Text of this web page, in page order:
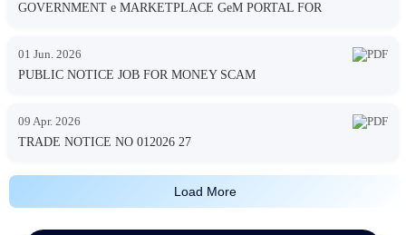
GOVERNMENT e MARKETPLACE GeM PORTAL FOR
01 Jun. 2026
PUBLIC NOTICE JOB FOR MONEY SCAM
09 Apr. 2026
TRADE NOTICE NO 012026 27
Load More